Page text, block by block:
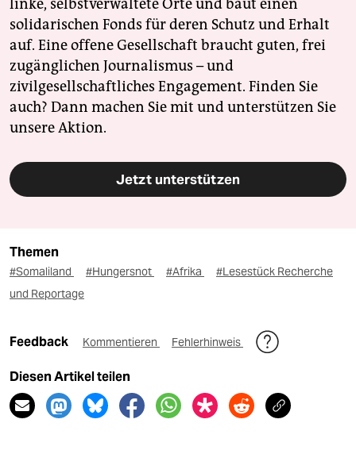
linke, selbstverwaltete Orte und baut einen
solidarischen Fonds für deren Schutz und Erhalt
auf. Eine offene Gesellschaft braucht guten, frei
zugänglichen Journalismus – und
zivilgesellschaftliches Engagement. Finden Sie
auch? Dann machen Sie mit und unterstützen Sie
unsere Aktion.
Jetzt unterstützen
Themen
#Somaliland #Hungersnot #Afrika
#Lesestück Recherche
und Reportage
Feedback Kommentieren Fehlerhinweis
Diesen Artikel teilen